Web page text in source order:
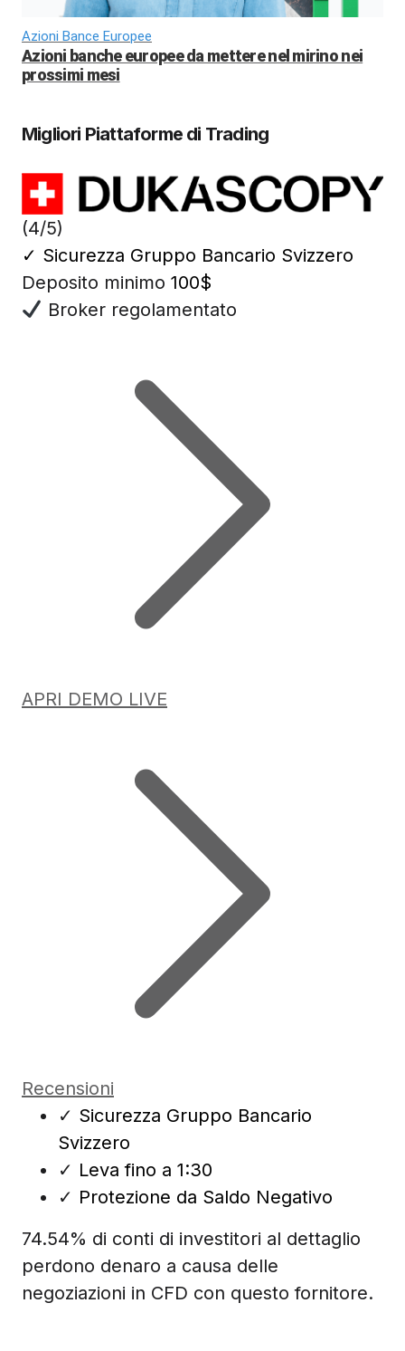
Azioni Bance Europee
Azioni banche europee da mettere nel mirino nei
prossimi mesi
Migliori Piattaforme di Trading
(4/5)
✓ Sicurezza Gruppo Bancario Svizzero
Deposito minimo 100$
Broker regolamentato
APRI DEMO LIVE
Recensioni
✓ Sicurezza Gruppo Bancario
Svizzero
✓ Leva fino a 1:30
✓ Protezione da Saldo Negativo
74.54% di conti di investitori al dettaglio
perdono denaro a causa delle
negoziazioni in CFD con questo fornitore.